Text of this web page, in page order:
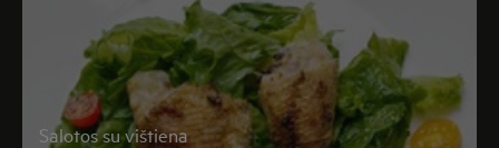
Salotos su vištiena